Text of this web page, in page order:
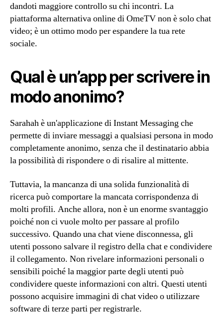
dandoti maggiore controllo su chi incontri. La
piattaforma alternativa online di OmeTV non è solo chat
video; è un ottimo modo per espandere la tua rete
sociale.
Qual è un’app per scrivere in
modo anonimo?
Sarahah è un'applicazione di Instant Messaging che
permette di inviare messaggi a qualsiasi persona in modo
completamente anonimo, senza che il destinatario abbia
la possibilità di rispondere o di risalire al mittente.
Tuttavia, la mancanza di una solida funzionalità di
ricerca può comportare la mancata corrispondenza di
molti profili. Anche allora, non è un enorme svantaggio
poiché non ci vuole molto per passare al profilo
successivo. Quando una chat viene disconnessa, gli
utenti possono salvare il registro della chat e condividere
il collegamento. Non rivelare informazioni personali o
sensibili poiché la maggior parte degli utenti può
condividere queste informazioni con altri. Questi utenti
possono acquisire immagini di chat video o utilizzare
software di terze parti per registrarle.